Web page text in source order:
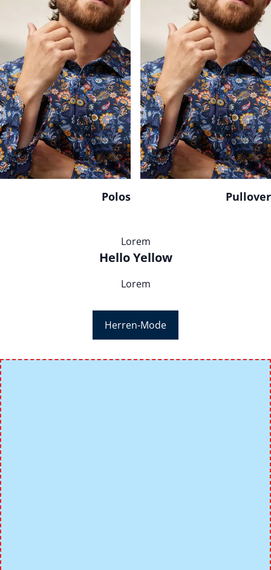
Polos Pullover
Lorem
Hello Yellow
Lorem
Herren-Mode